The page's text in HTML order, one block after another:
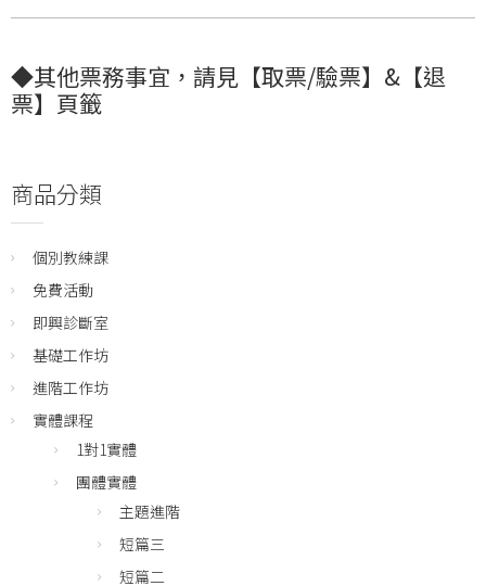
◆其他票務事宜，請見【取票/驗票】&【退
票】頁籤
商品分類
個別教練課
免費活動
即興診斷室
基礎工作坊
進階工作坊
實體課程
1對1實體
團體實體
主題進階
短篇三
短篇二